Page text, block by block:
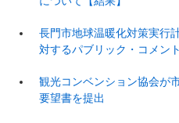
長門市地球温暖化対策実行
対するパブリック・コメン
観光コンベンション協会が
要望書を提出